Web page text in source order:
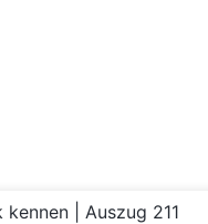
| Auszug 211